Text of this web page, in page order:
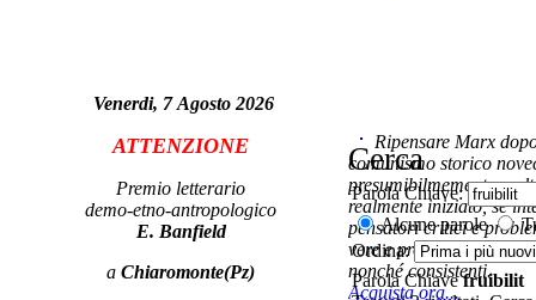
In
Venerdi, 7 Agosto 2026
ATTENZIONE
Premio letterario
demo-etno-antropologico
E. Banfield
a Chiaromonte(Pz)
Ripensare Marx
comunismo storico
presumibilmemente
realmente iniziato, se
pensatori critici e
vere e proprie correnti
nonché consistenti.
Acquista ora...
Cerca
Parola Chiave:
Alcune parole
Ordina:
Parola Chiavefruibilit